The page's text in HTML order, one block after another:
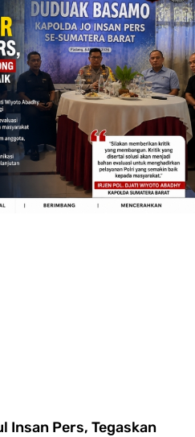
Insan Pers, Tegaskan